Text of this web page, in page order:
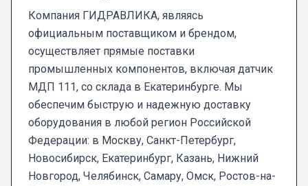
Компания ГИДРАВЛИКА, являясь
официальным поставщиком и брендом,
осуществляет прямые поставки
промышленных компонентов, включая датчик
МДП 111, со склада в Екатеринбурге. Мы
обеспечим быструю и надежную доставку
оборудования в любой регион Российской
Федерации: в Москву, Санкт-Петербург,
Новосибирск, Екатеринбург, Казань, Нижний
Новгород, Челябинск, Самару, Омск, Ростов-на-